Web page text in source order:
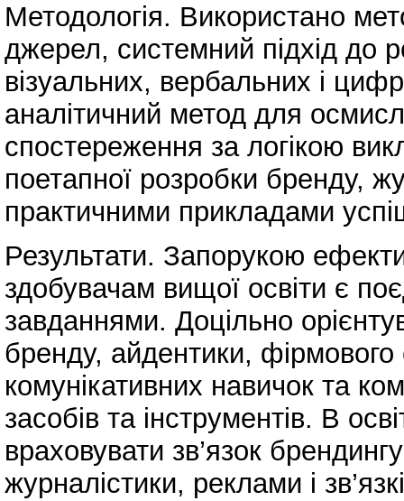
Методологія. Використано
джерел, системний підхід до
візуальних, вербальних і
аналітичний метод для
спостереження за логікою
поетапної розробки бренду,
практичними прикладами
Результати. Запорукою
здобувачам вищої освіти є
завданнями. Доцільно
бренду, айдентики,
комунікативних навичок та
засобів та інструментів. В
враховувати зв’язок
журналістики, реклами і